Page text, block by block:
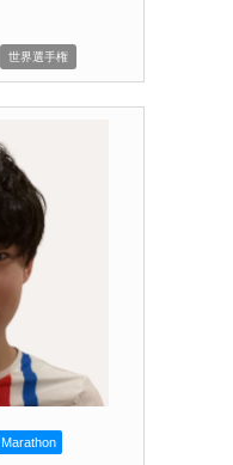
世界選手権
Marathon